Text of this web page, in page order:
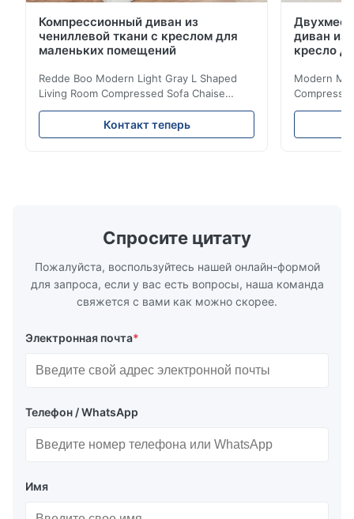
Компрессионный диван из
чениллевой ткани с креслом для
маленьких помещений
Redde Boo Modern Light Gray L Shaped
Living Room Compressed Sofa Chaise
Lounge Product Overview High resilience
soft sectional sofa designed for small
spaces, featuring a contemporary light gray
Контакт теперь
диван из
кресло
Modern
Room
Спросите цитату
Пожалуйста, воспользуйтесь нашей онлайн-формой
для запроса, если у вас есть вопросы, наша команда
свяжется с вами как можно скорее.
Электронная почта*
Телефон / WhatsApp
Имя